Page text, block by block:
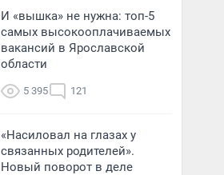
И «вышка» не нужна: топ-5
самых высокооплачиваемых
вакансий в Ярославской
области
5 395 121
«Насиловал на глазах у
связанных родителей».
Новый поворот в деле